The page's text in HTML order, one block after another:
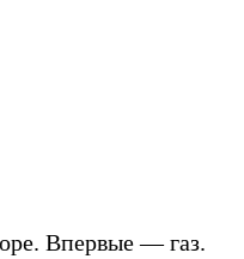
Впервые — газ.